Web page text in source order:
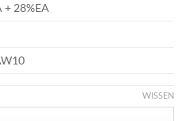
+ 28%EA
WISSEN